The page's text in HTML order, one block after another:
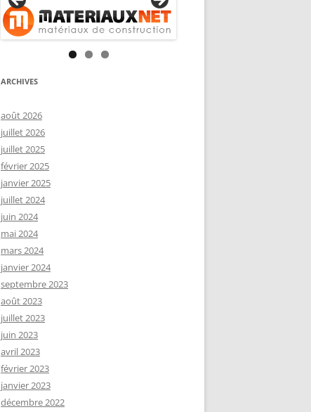
ARCHIVES
août 2026
juillet 2026
juillet 2025
février 2025
janvier 2025
juillet 2024
juin 2024
mai 2024
mars 2024
janvier 2024
septembre 2023
août 2023
juillet 2023
juin 2023
avril 2023
février 2023
janvier 2023
décembre 2022